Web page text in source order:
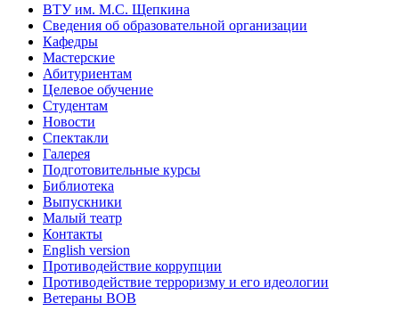
ВТУ им. М.С. Щепкина
Сведения об образовательной организации
Кафедры
Мастерские
Абитуриентам
Целевое обучение
Студентам
Новости
Спектакли
Галерея
Подготовительные курсы
Библиотека
Выпускники
Малый театр
Контакты
English version
Противодействие коррупции
Противодействие терроризму и его идеологии
Ветераны ВОВ